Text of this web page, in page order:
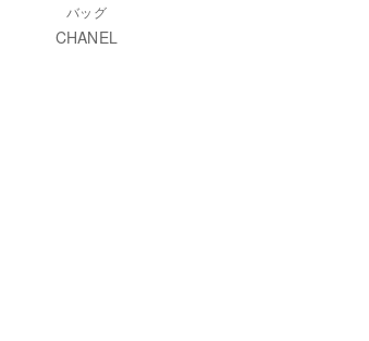
バッグ
CHANEL